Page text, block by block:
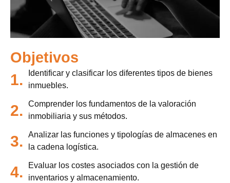
Objetivos
1.
Identificar y clasificar los diferentes tipos de bienes
inmuebles.
2.
Comprender los fundamentos de la valoración
inmobiliaria y sus métodos.
3.
Analizar las funciones y tipologías de almacenes en
la cadena logística.
4.
Evaluar los costes asociados con la gestión de
inventarios y almacenamiento.